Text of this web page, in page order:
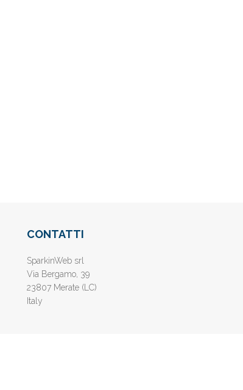
CONTATTI
SparkinWeb srl
Via Bergamo, 39
23807 Merate (LC)
Italy